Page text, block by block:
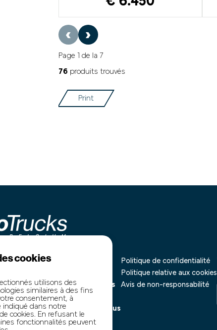
‹ ›
Page 1 de la 7
76 produits trouvés
Print
Noord 1636
Marchés publics
Transport
À propos de nous
Contact
Politique de confidentialité
Politique relative aux cookies
Avis de non-responsabilité
cookies
utilisons des
similaires à des fins
consentement, à
dans notre
cookies. En refusant le
fonctionnalités peuvent